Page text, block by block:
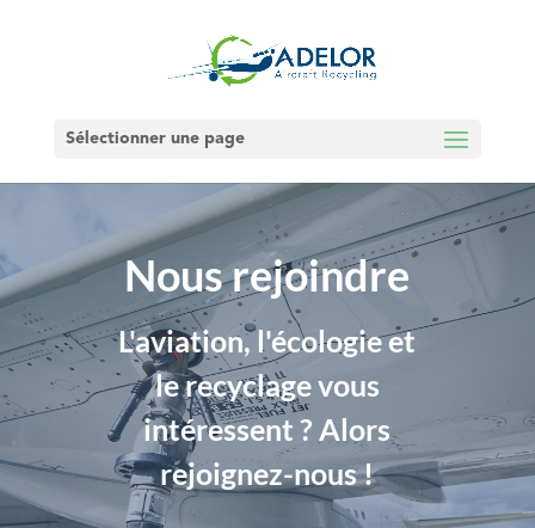
Sélectionner une page
Nous rejoindre
L'aviation, l'écologie et
le recyclage vous
intéressent ? Alors
rejoignez-nous !